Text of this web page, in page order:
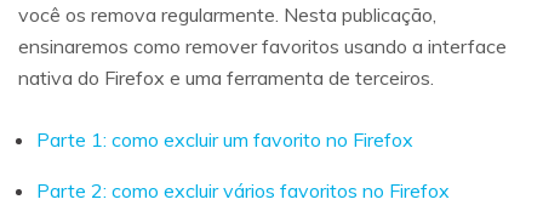
Repairit - Reparar Dados
UBackit - Backup de Dados
você os remova regularmente. Nesta publicação,
ensinaremos como remover favoritos usando a interface
nativa do Firefox e uma ferramenta de terceiros.
Parte 1: como excluir um favorito no Firefox
Parte 2: como excluir vários favoritos no Firefox